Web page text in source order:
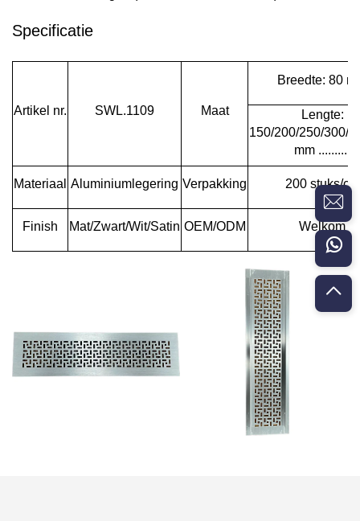
Specificatie
Artikel nr. SWL.1109 Maat
Breedte: 80
Lengte:
150/200/250/300/
mm ..........
Materiaal Aluminiumlegering Verpakking 200 stuks/ctn
Finish Mat/Zwart/Wit/Satin OEM/ODM Welkom